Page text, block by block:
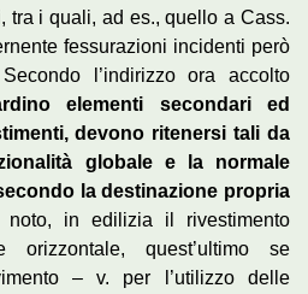
tra i quali, ad es., quello a Cass.
fessurazioni incidenti però
l’indirizzo ora accolto
elementi secondari ed
devono ritenersi tali da
globale e la normale
la destinazione propria
noto, in edilizia il rivestimento
quest’ultimo se
– v. per l’utilizzo delle